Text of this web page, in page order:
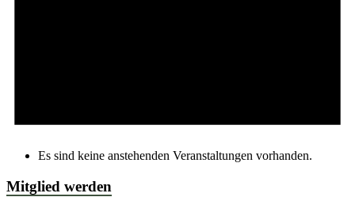
Es sind keine anstehenden Veranstaltungen vorhanden.
Mitglied werden